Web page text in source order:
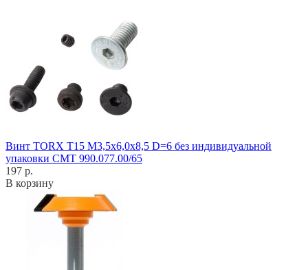
Винт TORX T15 M3,5x6,0x8,5 D=6 без индивидуальной
упаковки CMT 990.077.00/65
197 р.
В корзину